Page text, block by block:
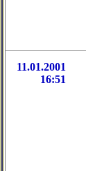
11.01.2001
16:51